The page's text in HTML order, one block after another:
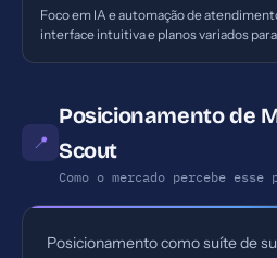
Foco em IA e automação de
interface intuitiva e planos variados
📍
Posicionamento de
Scout
Como o mercado percebe esse
Posicionamento como suíte de